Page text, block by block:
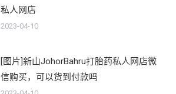
私人网店
2023-04-10
[图片]新山JohorBahru打胎药私人网店微
信购买，可以货到付款吗